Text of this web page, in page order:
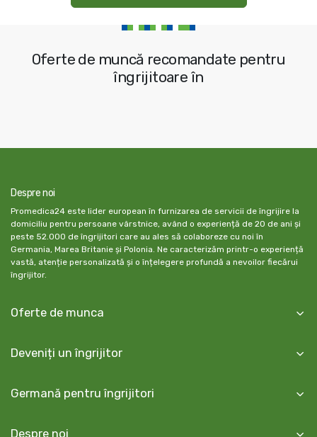
Oferte de muncă recomandate pentru
îngrijitoare în
Despre noi
Promedica24 este lider european în furnizarea de servicii de îngrijire la
domiciliu pentru persoane vârstnice, având o experiență de 20 de ani și
peste 52.000 de îngrijitori care au ales să colaboreze cu noi în
Germania, Marea Britanie și Polonia. Ne caracterizăm printr-o experiență
vastă, atenție personalizată și o înțelegere profundă a nevoilor fiecărui
îngrijitor.
Oferte de munca
Deveniți un îngrijitor
Germană pentru îngrijitori
Despre noi